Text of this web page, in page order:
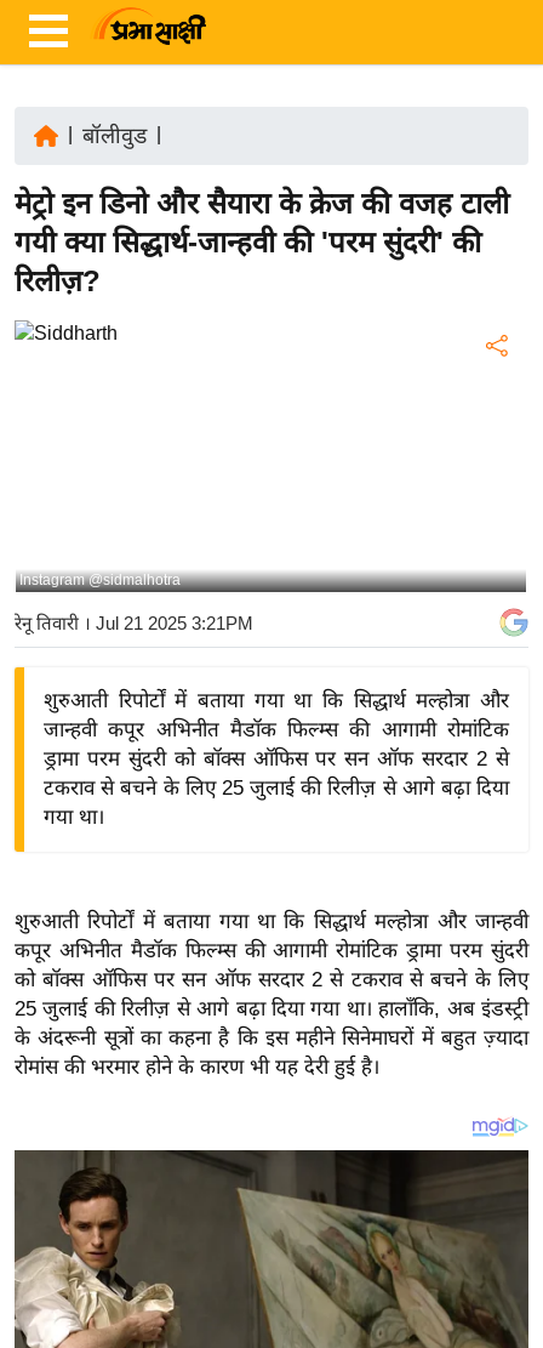
ज़ा
ख
ब
र
रा
य
बि
ज़
द्यो
वि
शे
ष
ज्ञ
रा
ल
क्रि
के
बॉलीवुड|
मेट्रो इन डिनो और सैयारा के क्रेज की वजह टाली
गयी क्या सिद्धार्थ-जान्हवी की 'परम सुंदरी' की
रिलीज़?
Instagram @sidmalhotra
रेनू तिवारी । Jul 21 2025 3:21PM
शुरुआती रिपोर्टों में बताया गया था कि सिद्धार्थ मल्होत्रा और
जान्हवी कपूर अभिनीत मैडॉक फिल्म्स की आगामी रोमांटिक
ड्रामा परम सुंदरी को बॉक्स ऑफिस पर सन ऑफ सरदार 2 से
टकराव से बचने के लिए 25 जुलाई की रिलीज़ से आगे बढ़ा दिया
गया था।
शुरुआती रिपोर्टों में बताया गया था कि सिद्धार्थ मल्होत्रा और जान्हवी
कपूर अभिनीत मैडॉक फिल्म्स की आगामी रोमांटिक ड्रामा परम सुंदरी
को बॉक्स ऑफिस पर सन ऑफ सरदार 2 से टकराव से बचने के लिए
25 जुलाई की रिलीज़ से आगे बढ़ा दिया गया था। हालाँकि, अब इंडस्ट्री
के अंदरूनी सूत्रों का कहना है कि इस महीने सिनेमाघरों में बहुत ज़्यादा
रोमांस की भरमार होने के कारण भी यह देरी हुई है।